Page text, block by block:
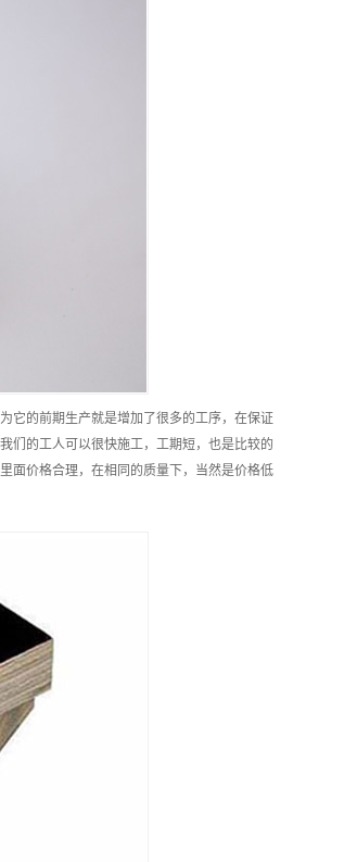
它的前期生产就是增加了很多的工序，在保证
们的工人可以很快施工，工期短，也是比较的
面价格合理，在相同的质量下，当然是价格低